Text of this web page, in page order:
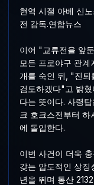
현역 시절 아베 신
전 감독.연합뉴스
이어 "교류전을 앞
모든 프로야구 관
개를 숙인 뒤, "진퇴
검토하겠다"고 밝
다는 뜻이다. 사령
크 호크스전부터
에 돌입한다.
이번 사건이 더욱
갖는 압도적인 상징
년을 뛰며 통산